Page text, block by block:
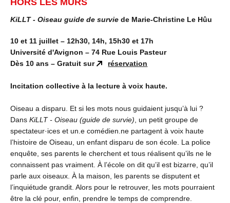
KiLLT - Oiseau guide de survie de Marie-Christine Le Hûu
10 et 11 juillet – 12h30, 14h, 15h30 et 17h
Université d'Avignon – 74 Rue Louis Pasteur
Dès 10 ans – Gratuit sur
réservation
Incitation collective à la lecture à voix haute.
Oiseau a disparu. Et si les mots nous guidaient jusqu’à lui ?
Dans KiLLT - Oiseau (guide de survie) , un petit groupe de
spectateur·ices et un.e comédien.ne partagent à voix haute
l’histoire de Oiseau, un enfant disparu de son école. La police
enquête, ses parents le cherchent et tous réalisent qu’ils ne le
connaissent pas vraiment. À l’école on dit qu’il est bizarre, qu’il
parle aux oiseaux. À la maison, les parents se disputent et
l’inquiétude grandit. Alors pour le retrouver, les mots pourraient
être la clé pour, enfin, prendre le temps de comprendre.